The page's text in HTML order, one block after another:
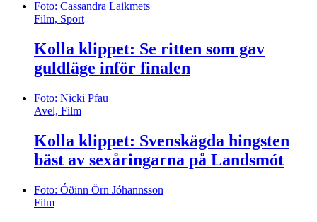
Foto: Cassandra Laikmets
Film, Sport
Kolla klippet: Se ritten som gav
guldläge inför finalen
Foto: Nicki Pfau
Avel, Film
Kolla klippet: Svenskägda hingsten
bäst av sexåringarna på Landsmót
Foto: Óðinn Örn Jóhannsson
Film